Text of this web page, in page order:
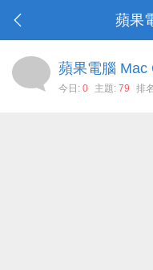
蘋果
蘋果電腦 Mac
今日: 0 主題: 79 排